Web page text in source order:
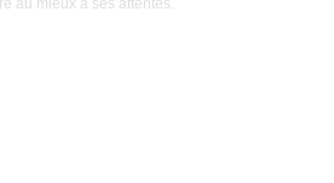
au mieux à ses attentes.